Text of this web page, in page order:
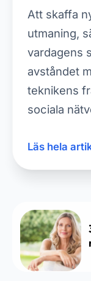
Att skaffa
utmaning,
vardagens
avståndet
teknikens
sociala
Läs hela